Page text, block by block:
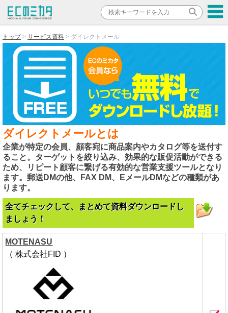
トップ サービス資料 ダイレクトメール
ダイレクトメールとは
企業が特定の会員、顧客宛に商品案内やカタログ等を送付す
ること。ターゲットを絞り込み、効果的な販促活動ができる
ため、リピート顧客に繋げる有効的な営業支援ツールとなり
ます。郵送DMの他、FAX DM、EメールDMなどの種類があ
ります。
全てチェックして、まとめて資料ダウンロードし
ましょう！
MOTENASU
（ 株式会社FID ）